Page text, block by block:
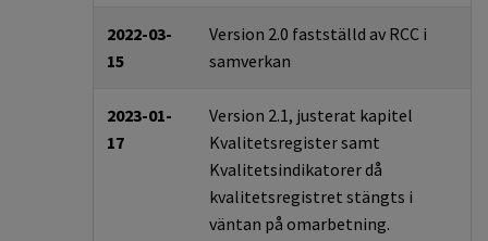
2022-03-
15
Version 2.0 fastställd av RCC i
samverkan
2023-01-
17
Version 2.1, justerat kapitel
Kvalitetsregister samt
Kvalitetsindikatorer då
kvalitetsregistret stängts i
väntan på omarbetning.